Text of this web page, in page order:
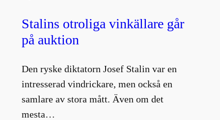
Stalins otroliga vinkällare går
på auktion
Den ryske diktatorn Josef Stalin var en
intresserad vindrickare, men också en
samlare av stora mått. Även om det
mesta…